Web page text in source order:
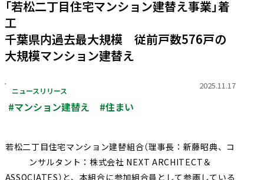
企業理念 会社概要
沿革 事業・ポートフォリ
役員一覧
受賞歴
ニュース・ トピックス
会社案内（PDF） 電子公告
ビル事業
物流施設事業
マンション 再生 事業 地域創生事業
サステナビリティ
トップメッセージ
ステークホルダー
重要課題
業績・財務 連結業績推移
有価証券報告書等
採用情報
「若松二丁目住宅マンション建替え事業」着
工
千葉県内過去最大規模 従前戸数576戸の
大規模マンション建替え
ニュースリリース
2025.11.17
#マンション建替え #住まい
若松二丁目住宅マンション建替組合（理事長：新藤昭典、コ
ンサルタント：株式会社 NEXT ARCHITECT＆
ASSOCIATES）と、本組合に参加組合員として参画している